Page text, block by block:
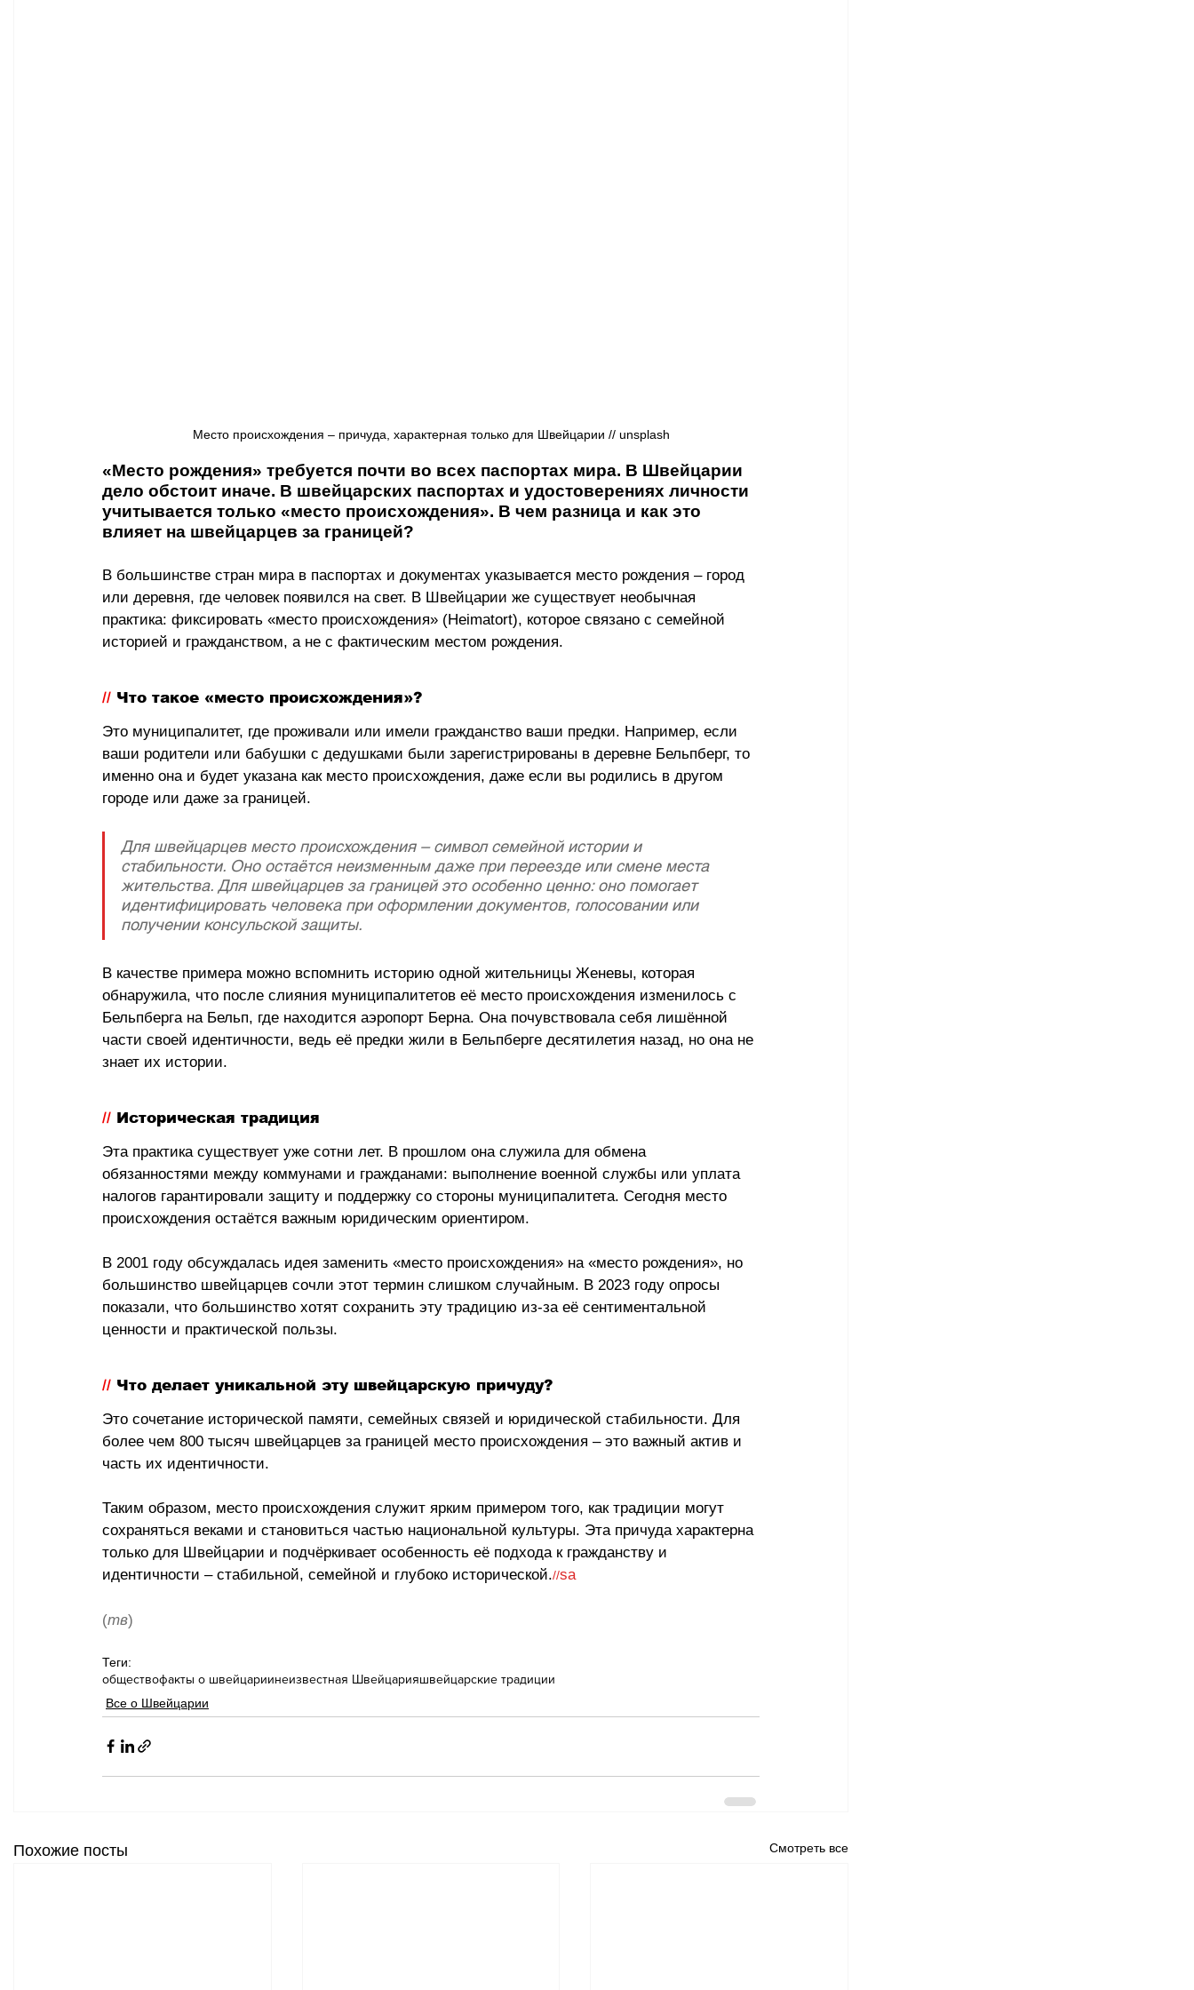
Место происхождения – причуда, характерная только для Швейцарии // unsplash
«Место рождения» требуется почти во всех паспортах мира. В Швейцарии
дело обстоит иначе. В швейцарских паспортах и удостоверениях личности
учитывается только «место происхождения». В чем разница и как это
влияет на швейцарцев за границей?
В большинстве стран мира в паспортах и документах указывается место рождения – город
или деревня, где человек появился на свет. В Швейцарии же существует необычная
практика: фиксировать «место происхождения» (Heimatort), которое связано с семейной
историей и гражданством, а не с фактическим местом рождения.
// Что такое «место происхождения»?
Это муниципалитет, где проживали или имели гражданство ваши предки. Например, если
ваши родители или бабушки с дедушками были зарегистрированы в деревне Бельпберг, то
именно она и будет указана как место происхождения, даже если вы родились в другом
городе или даже за границей.
Для швейцарцев место происхождения – символ семейной истории и
стабильности. Оно остаётся неизменным даже при переезде или смене места
жительства. Для швейцарцев за границей это особенно ценно: оно помогает
идентифицировать человека при оформлении документов, голосовании или
получении консульской защиты.
В качестве примера можно вспомнить историю одной жительницы Женевы, которая
обнаружила, что после слияния муниципалитетов её место происхождения изменилось с
Бельпберга на Бельп, где находится аэропорт Берна. Она почувствовала себя лишённой
части своей идентичности, ведь её предки жили в Бельпберге десятилетия назад, но она не
знает их истории.
// Историческая традиция
Эта практика существует уже сотни лет. В прошлом она служила для обмена
обязанностями между коммунами и гражданами: выполнение военной службы или уплата
налогов гарантировали защиту и поддержку со стороны муниципалитета. Сегодня место
происхождения остаётся важным юридическим ориентиром.
В 2001 году обсуждалась идея заменить «место происхождения» на «место рождения», но
большинство швейцарцев сочли этот термин слишком случайным. В 2023 году опросы
показали, что большинство хотят сохранить эту традицию из-за её сентиментальной
ценности и практической пользы.
// Что делает уникальной эту швейцарскую причуду?
Это сочетание исторической памяти, семейных связей и юридической стабильности. Для
более чем 800 тысяч швейцарцев за границей место происхождения – это важный актив и
часть их идентичности.
Таким образом, место происхождения служит ярким примером того, как традиции могут
сохраняться веками и становиться частью национальной культуры. Эта причуда характерна
только для Швейцарии и подчёркивает особенность её подхода к гражданству и
идентичности – стабильной, семейной и глубоко исторической.//sa
(тв)
Теги:
обществофакты о швейцариинеизвестная Швейцарияшвейцарские традиции
Все о Швейцарии
Похожие посты Смотреть все